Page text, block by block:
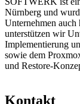
Nürnberg und
Unternehmen auch
unterstützen wir
Implementierung
sowie dem
und Restore-
Kontakt